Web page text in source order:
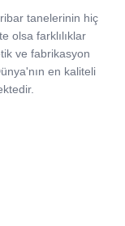
tanelerinin hiç
olsa farklılıklar
ve fabrikasyon
en kaliteli